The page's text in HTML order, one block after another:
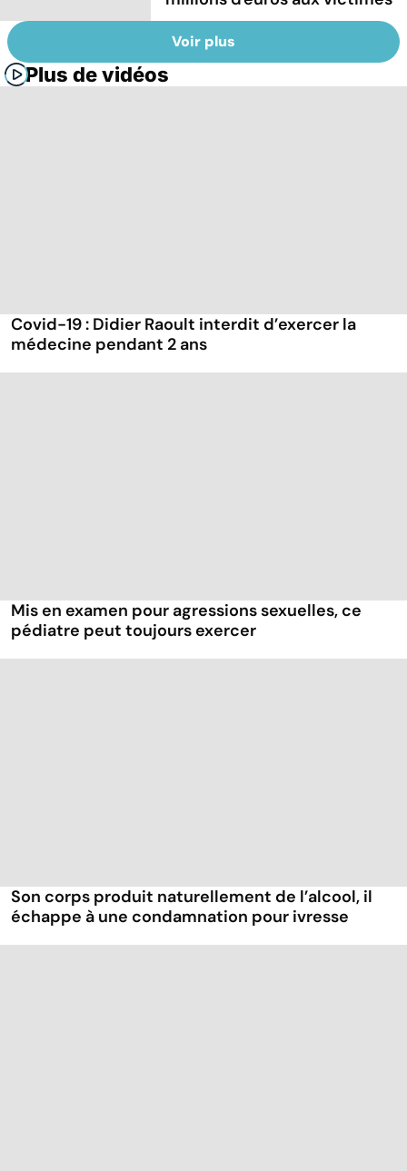
Voir plus
Plus de vidéos
Covid-19 : Didier Raoult interdit d’exercer la
médecine pendant 2 ans
Mis en examen pour agressions sexuelles, ce
pédiatre peut toujours exercer
Son corps produit naturellement de l’alcool, il
échappe à une condamnation pour ivresse